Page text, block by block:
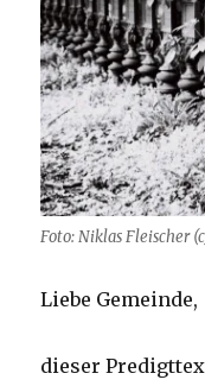
Foto: Niklas Fleischer
Liebe Gemeinde,
dieser